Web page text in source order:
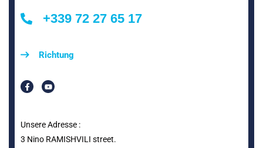
+339 72 27 65 17
Richtung
Unsere Adresse :
3 Nino RAMISHVILI street.